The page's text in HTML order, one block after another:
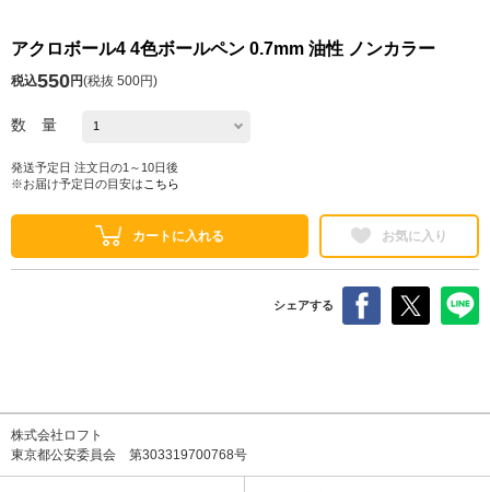
アクロボール4 4色ボールペン 0.7mm 油性 ノンカラー
税込550円(税抜 500円)
数 量
発送予定日 注文日の1～10日後
※お届け予定日の目安は こちら
カートに入れる お気に入り
シェアする
株式会社ロフト
東京都公安委員会 第303319700768号